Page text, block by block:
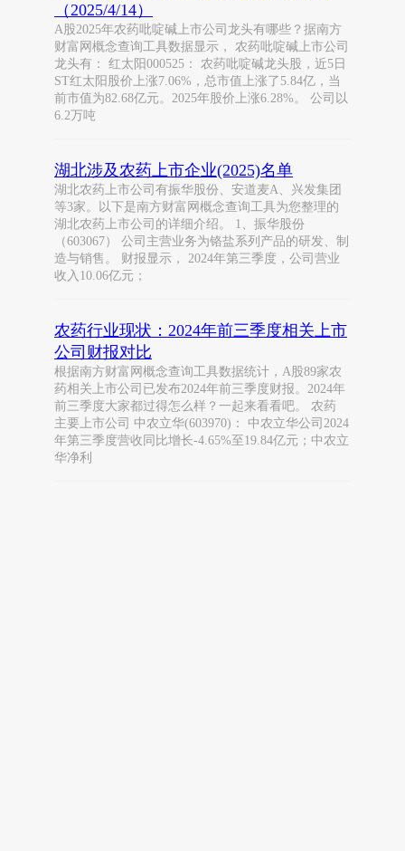
（2025/4/14）
A股2025年农药吡啶碱上市公司龙头有哪些？据南方
财富网概念查询工具数据显示， 农药吡啶碱上市公司
龙头有： 红太阳000525： 农药吡啶碱龙头股，近5日
ST红太阳股价上涨7.06%，总市值上涨了5.84亿，当
前市值为82.68亿元。2025年股价上涨6.28%。 公司以
6.2万吨
湖北涉及农药上市企业(2025)名单
湖北农药上市公司有振华股份、安道麦A、兴发集团
等3家。以下是南方财富网概念查询工具为您整理的
湖北农药上市公司的详细介绍。 1、振华股份
（603067） 公司主营业务为铬盐系列产品的研发、制
造与销售。 财报显示， 2024年第三季度，公司营业
收入10.06亿元；
农药行业现状：2024年前三季度相关上市
公司财报对比
根据南方财富网概念查询工具数据统计，A股89家农
药相关上市公司已发布2024年前三季度财报。2024年
前三季度大家都过得怎么样？一起来看看吧。 农药
主要上市公司 中农立华(603970)： 中农立华公司2024
年第三季度营收同比增长-4.65%至19.84亿元；中农立
华净利